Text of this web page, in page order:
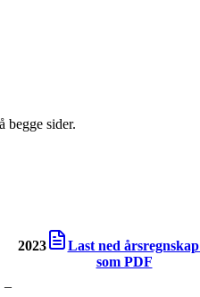
begge sider.
2023 Last ned årsregnskap
som PDF
–